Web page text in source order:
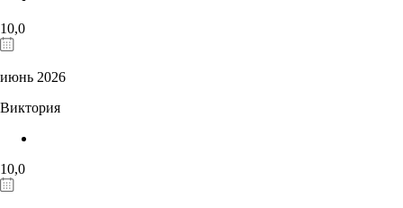
10,0
июнь 2026
Виктория
10,0